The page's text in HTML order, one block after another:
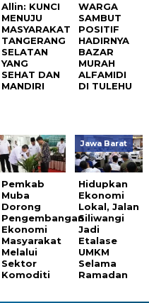
Allin: KUNCI
MENUJU
MASYARAKAT
TANGERANG
SELATAN
YANG
SEHAT DAN
MANDIRI
WARGA
SAMBUT
POSITIF
HADIRNYA
BAZAR
MURAH
ALFAMIDI
DI TULEHU
Pemkab
Muba
Dorong
Pengembangan
Ekonomi
Masyarakat
Melalui
Sektor
Komoditi
Jawa Barat
Hidupkan
Ekonomi
Lokal, Jalan
Siliwangi
Jadi
Etalase
UMKM
Selama
Ramadan